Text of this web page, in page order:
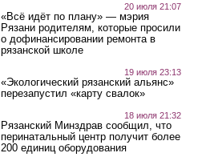
20 июля 21:07
«Всё идёт по плану» — мэрия
Рязани родителям, которые просили
о дофинансировании ремонта в
рязанской школе
19 июля 23:13
«Экологический рязанский альянс»
перезапустил «карту свалок»
18 июля 21:32
Рязанский Минздрав сообщил, что
перинатальный центр получит более
200 единиц оборудования